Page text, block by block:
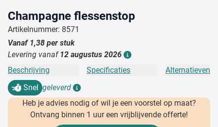
Snel
geleverd
Details
Champagne flessenstop
Artikelnummer: 8571
Vanaf 1,38 per stuk
Levering vanaf 12 augustus 2026
Beschrijving Specificaties Alternatieven
Heb je advies nodig of wil je een voorstel op maat?
Ontvang binnen 1 uur een vrijblijvende offerte!